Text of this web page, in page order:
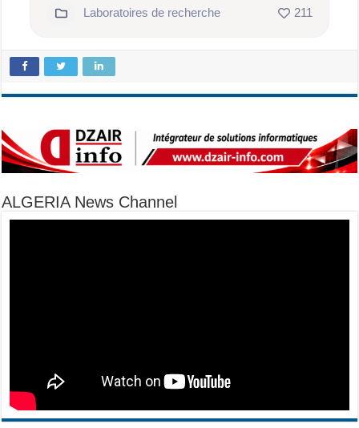
Laboratoires de recherche 211
ALGERIA News Channel